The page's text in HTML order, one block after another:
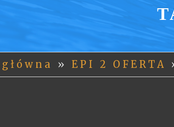
» EPI 2 OFERTA